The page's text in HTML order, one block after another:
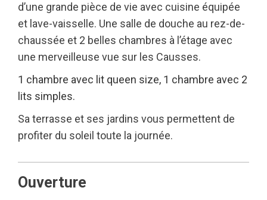
d’une grande pièce de vie avec cuisine équipée
et lave-vaisselle. Une salle de douche au rez-de-
chaussée et 2 belles chambres à l’étage avec
une merveilleuse vue sur les Causses.
1 chambre avec lit queen size, 1 chambre avec 2
lits simples.
Sa terrasse et ses jardins vous permettent de
profiter du soleil toute la journée.
Ouverture